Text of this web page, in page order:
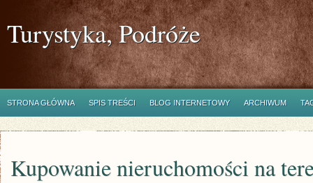
Turystyka, Podróże
STRONA GŁÓWNA SPIS TREŚCI BLOG INTERNETOWY ARCHIWUM
Kupowanie nieruchomości na